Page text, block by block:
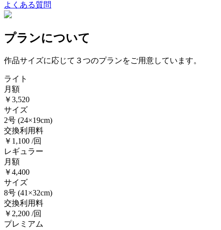
よくある質問
プランについて
作品サイズに応じて３つのプランをご用意しています。
ライト
月額
￥3,520
サイズ
2号 (24×19cm)
交換利用料
￥1,100 /回
レギュラー
月額
￥4,400
サイズ
8号 (41×32cm)
交換利用料
￥2,200 /回
プレミアム